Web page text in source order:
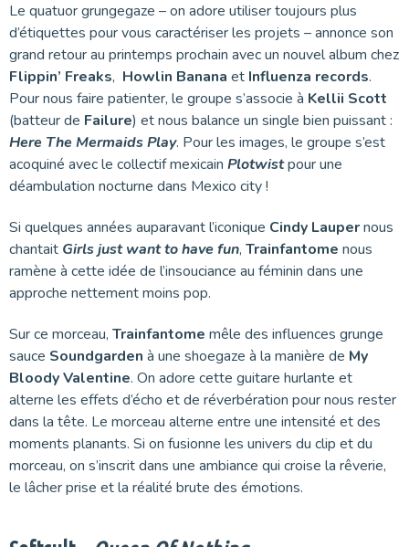
Le quatuor grungegaze – on adore utiliser toujours plus
d’étiquettes pour vous caractériser les projets – annonce son
grand retour au printemps prochain avec un nouvel album chez
Flippin’ Freaks, Howlin Banana et Influenza records.
Pour nous faire patienter, le groupe s’associe à Kellii Scott
(batteur de Failure) et nous balance un single bien puissant :
Here The Mermaids Play. Pour les images, le groupe s’est
acoquiné avec le collectif mexicain Plotwistpour une
déambulation nocturne dans Mexico city !
Si quelques années auparavant l’iconique Cindy Laupernous
chantait Girls just want to have fun, Trainfantome nous
ramène à cette idée de l’insouciance au féminin dans une
approche nettement moins pop.
Sur ce morceau, Trainfantome mêle des influences grunge
sauce Soundgarden à une shoegaze à la manière de My
Bloody Valentine. On adore cette guitare hurlante et
alterne les effets d’écho et de réverbération pour nous rester
dans la tête. Le morceau alterne entre une intensité et des
moments planants. Si on fusionne les univers du clip et du
morceau, on s’inscrit dans une ambiance qui croise la rêverie,
le lâcher prise et la réalité brute des émotions.